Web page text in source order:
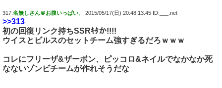
317:名無しさん＠お腹いっぱい。 2015/05/17(日) 20:48:13.45 ID:___.net
>>313
初の回復リンク持ちSSRｷﾀか!!!!
ウイスとビルスのセットチーム強すぎるだろｗｗｗ
コレにフリーザ&ザーボン、ピッコロ&ネイルでなかなか死
なないゾンビチームが作れそうだな